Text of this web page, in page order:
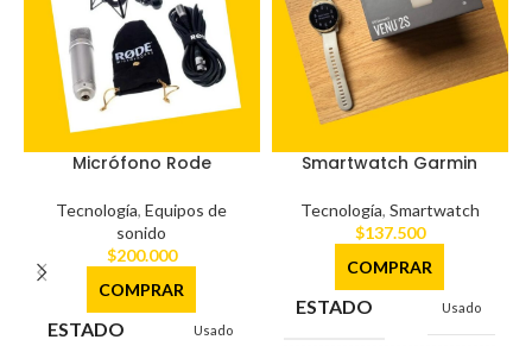
Micrófono Rode
Tecnología,Equipos de
sonido
$200.000
COMPRAR
ESTADO Usado
Smartwatch Garmin
Tecnología, Smartwatch
$137.500
COMPRAR
ESTADO Usado